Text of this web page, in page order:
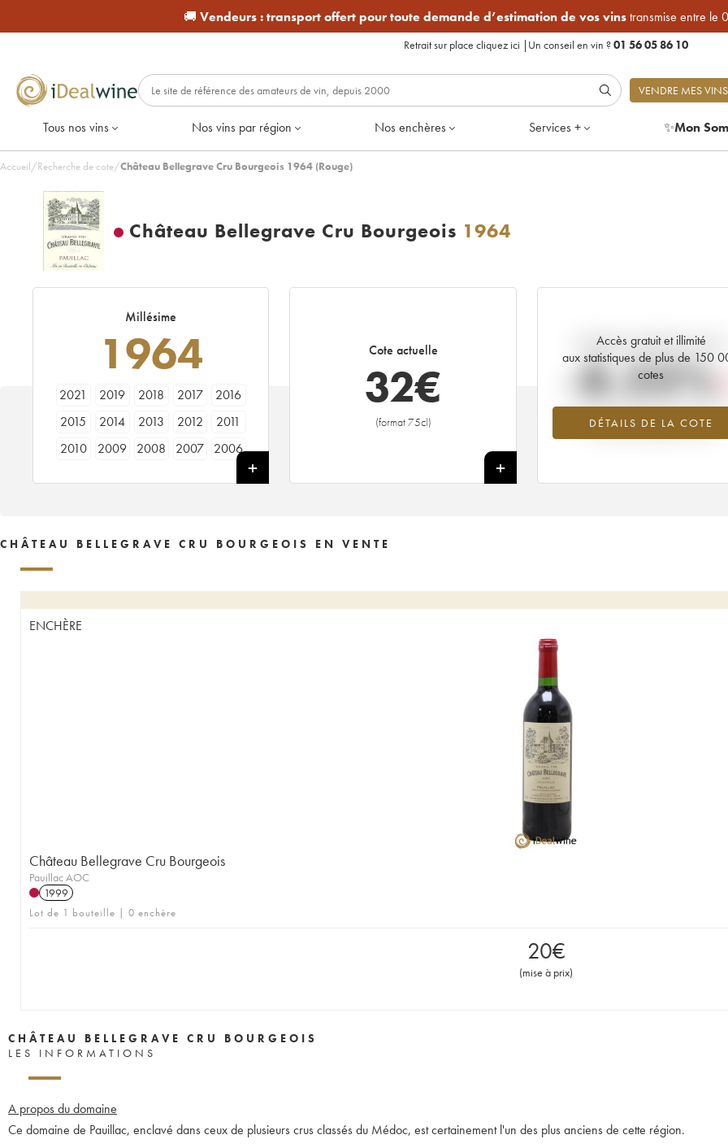
🚚 Vendeurs :transport offert pour toute demande d’estimation de vos vinstransmise entre le
Retrait sur place cliquez ici | Un conseil en vin ?01 56 05 86 10
VENDRE MES VINS
Tous nos vins Nos vins par région Nos enchères Services + ✨Mon
Accueil/Recherche de cote/Château Bellegrave Cru Bourgeois 1964 (Rouge)
Château Bellegrave Cru Bourgeois 1964
Millésime
1964
2021 2019 2018 2017
2016
2015
2014 2013 2012
2011
2010
2009 2008 2007
2006
1929
Cote actuelle
32€
(format 75cl)
+
Accès gratuit et illimité
aux statistiques de plus de 150
cotes
DÉTAILS DE LA COTE
Tendance actuelle de la cote
-8.53%
Tendance à la baisse du millésime
en 2026 par rapport à 2025
CHÂTEAU BELLEGRAVE CRU BOURGEOIS EN VENTE
ENCHÈRE
Château Bellegrave Cru Bourgeois
Pauillac AOC
1999
Lot de 1 bouteille | 0 enchère
20€
(mise à prix)
CHÂTEAU BELLEGRAVE CRU BOURGEOIS
LES INFORMATIONS
A propos du domaine
Ce domaine de Pauillac, enclavé dans ceux de plusieurs crus classés du Médoc, est certainement l'un des plus anciens de cette région.